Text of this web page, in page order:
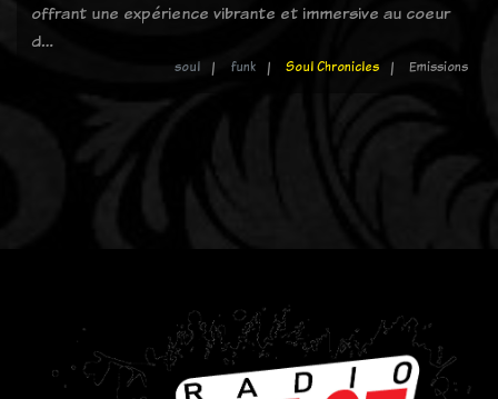
offrant une expérience vibrante et immersive au coeur
d…
soul funk Soul Chronicles Emissions